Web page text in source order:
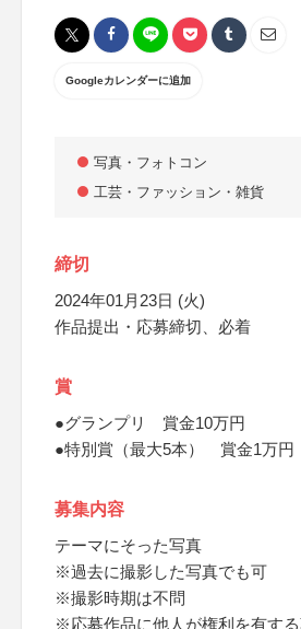
Googleカレンダーに追加
写真・フォトコン
工芸・ファッション・雑貨
締切
2024年01月23日 (火)
作品提出・応募締切、必着
賞
●グランプリ 賞金10万円
●特別賞（最大5本） 賞金1万円
募集内容
テーマにそった写真
※過去に撮影した写真でも可
※撮影時期は不問
※応募作品に他人が権利を有す